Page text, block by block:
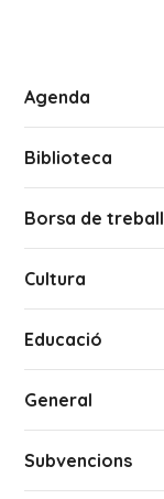
Agenda
Biblioteca
Borsa de treball
Cultura
Educació
General
Subvencions